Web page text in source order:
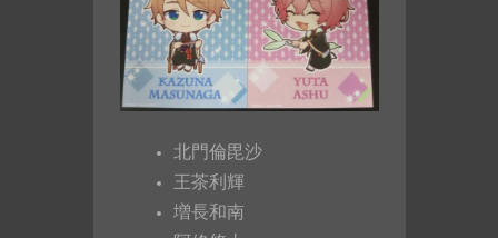
北門倫毘沙
王茶利輝
増長和南